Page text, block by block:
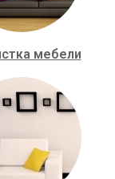
мебели